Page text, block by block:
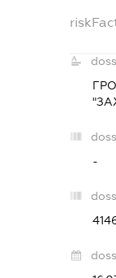
-